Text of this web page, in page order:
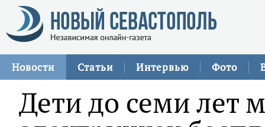
Новости Статьи Интервью Фото
Дети до семи лет